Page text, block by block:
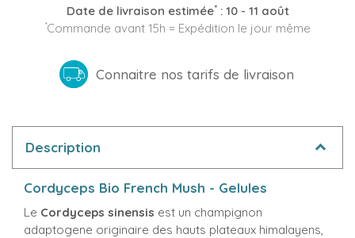
Date de livraison estimée*: 10 - 11 août
*Commande avant 15h = Expédition le jour même
Connaitre nos tarifs de livraison
Description
Cordyceps Bio French Mush - Gelules
Le Cordyceps sinensis est un champignon
adaptogene originaire des hauts plateaux himalayens,